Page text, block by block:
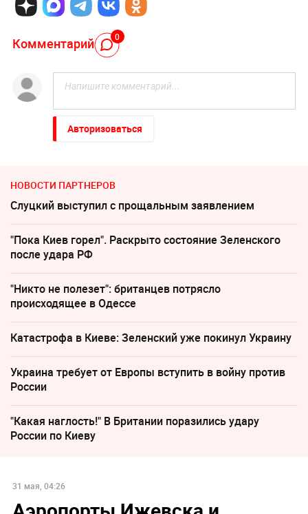
Комментарий 0
Авторизоваться
НОВОСТИ ПАРТНЕРОВ
Слуцкий выступил с прощальным заявлением
"Пока Киев горел". Раскрыто состояние Зеленского
после удара РФ
"Никто не полезет": британцев потрясло
происходящее в Одессе
Катастрофа в Киеве: Зеленский уже покинул Украину
Украина требует от Европы вступить в войну против
России
"Какая наглость!" В Британии поразились удару
России по Киеву
31 мая, 04:26